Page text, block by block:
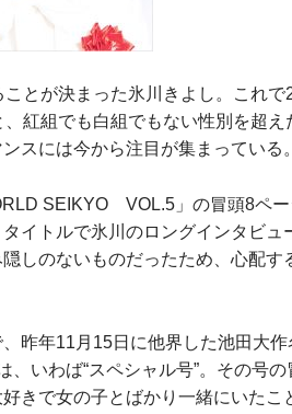
とが決まった氷川きよし。これで
紅組でも白組でもない性別を超え
スには今から注目が集まっている。
SEIKYO VOL.5」の冒頭8ペー
イトルで氷川のロングインタビュ
しのないものだったため、心配す
昨年11月15日に他界した池田大作
いわば“スペシャル号”。その号の
きで女の子とばかり一緒にいたこ